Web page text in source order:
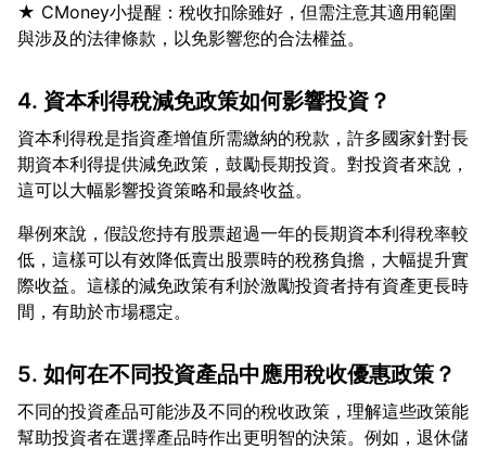
★ CMoney小提醒：稅收扣除雖好，但需注意其適用範圍
4. 資本利得稅減免政策如何影響投資？
資本利得稅是指資產增值所需繳納的稅款，許多國家針對長
期資本利得提供減免政策，鼓勵長期投資。對投資者來說，
舉例來說，假設您持有股票超過一年的長期資本利得稅率較
低，這樣可以有效降低賣出股票時的稅務負擔，大幅提升實
際收益。這樣的減免政策有利於激勵投資者持有資產更長時
5. 如何在不同投資產品中應用稅收優惠政策？
不同的投資產品可能涉及不同的稅收政策，理解這些政策能
幫助投資者在選擇產品時作出更明智的決策。例如，退休儲